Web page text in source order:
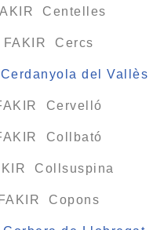
Centelles
Cercs
del Vallès
Cervelló
Collbató
Collsuspina
Copons